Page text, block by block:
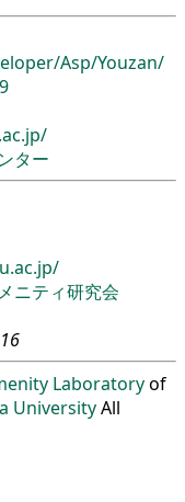
Asp/Youzan/
ター
ニティ研究会
Laboratoryof
UniversityAll